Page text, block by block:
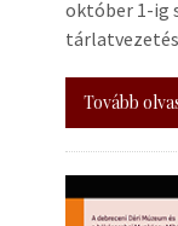
október 1-ig
Tovább